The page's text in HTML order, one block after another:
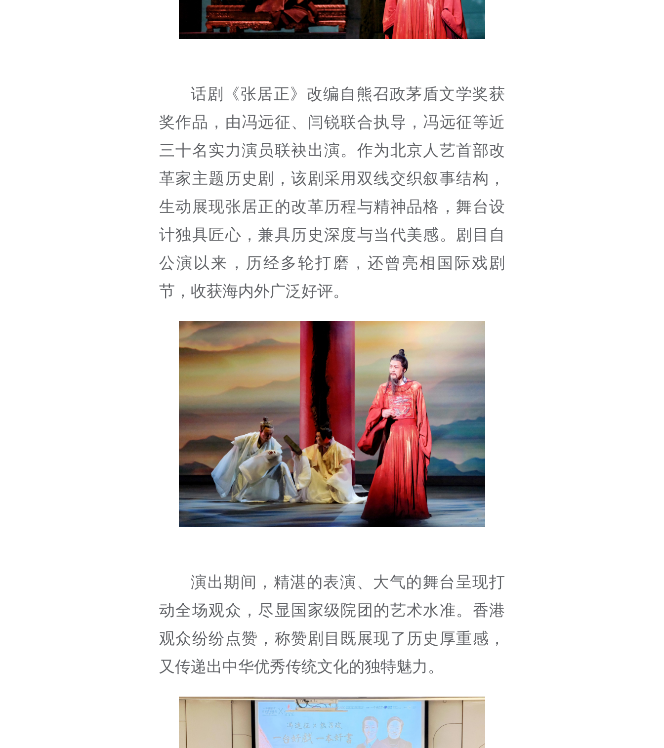
话剧《张居正》改编自熊召政茅盾文学奖获
奖作品，由冯远征、闫锐联合执导，冯远征等近
三十名实力演员联袂出演。作为北京人艺首部改
革家主题历史剧，该剧采用双线交织叙事结构，
生动展现张居正的改革历程与精神品格，舞台设
计独具匠心，兼具历史深度与当代美感。剧目自
公演以来，历经多轮打磨，还曾亮相国际戏剧
节，收获海内外广泛好评。
演出期间，精湛的表演、大气的舞台呈现打
动全场观众，尽显国家级院团的艺术水准。香港
观众纷纷点赞，称赞剧目既展现了历史厚重感，
又传递出中华优秀传统文化的独特魅力。